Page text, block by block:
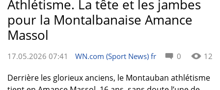
Athlétisme. La tête et les jambes
pour la Montalbanaise Amance
Massol
0 12
17.05.2026 07:41 WN.com (Sport News) fr
Derrière les glorieux anciens, le Montauban athlétisme